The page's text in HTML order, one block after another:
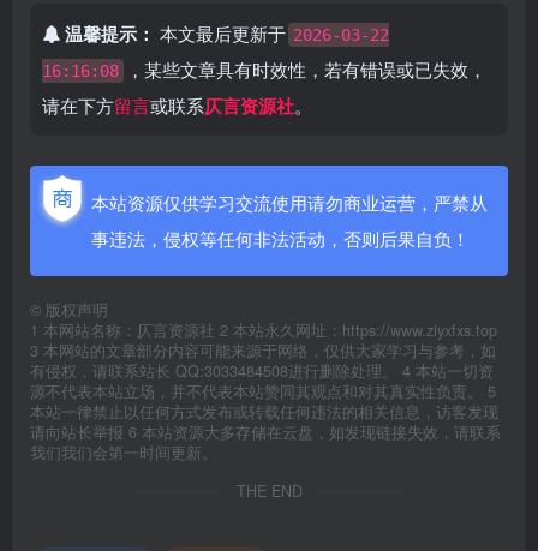
温馨提示： 本文最后更新于 2026-03-22
16:16:08
，某些文章具有时效性，若有错误或已失效，
请在下方留言或联系仄言资源社。
本站资源仅供学习交流使用请勿商业运营，严禁从
事违法，侵权等任何非法活动，否则后果自负！
© 版权声明
1 本网站名称：仄言资源社 2 本站永久网址：https://www.ziyxfxs.top
3 本网站的文章部分内容可能来源于网络，仅供大家学习与参考，如
有侵权，请联系站长 QQ:3033484508进行删除处理。 4 本站一切资
源不代表本站立场，并不代表本站赞同其观点和对其真实性负责。 5
本站一律禁止以任何方式发布或转载任何违法的相关信息，访客发现
请向站长举报 6 本站资源大多存储在云盘，如发现链接失效，请联系
我们我们会第一时间更新。
THE END